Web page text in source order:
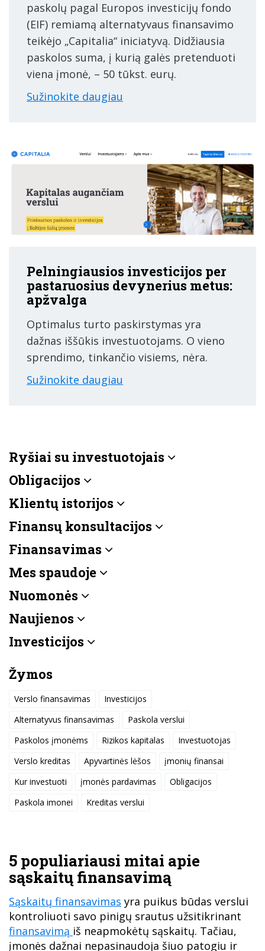
paskolų pagal Europos investicijų fondo
(EIF) remiamą alternatyvaus finansavimo
teikėjo „Capitalia“ iniciatyvą. Didžiausia
paskolos suma, į kurią galės pretenduoti
viena įmonė, – 50 tūkst. eurų.
Sužinokite daugiau
Pelningiausios investicijos per
pastaruosius devynerius metus:
apžvalga
Optimalus turto paskirstymas yra
dažnas iššūkis investuotojams. O vieno
sprendimo, tinkančio visiems, nėra.
Sužinokite daugiau
5 populiariausi mitai apie
sąskaitų finansavimą
Sąskaitų finansavimas yra puikus būdas verslui
kontroliuoti savo pinigų srautus užsitikrinant
finansavimą iš neapmokėtų sąskaitų. Tačiau,
įmonės dažnai nepasinaudoja šiuo patogiu ir
Ryšiai su investuotojais
Obligacijos
Klientų istorijos
Finansų konsultacijos
Finansavimas
Mes spaudoje
Nuomonės
Naujienos
Investicijos
Žymos
Verslo finansavimas
Investicijos
Alternatyvus finansavimas
Paskola verslui
Paskolos įmonėms
Rizikos kapitalas
Investuotojas
Verslo kreditas
Apyvartinės lėšos
įmonių finansai
Kur investuoti
įmonės pardavimas
Obligacijos
Paskola imonei
Kreditas verslui